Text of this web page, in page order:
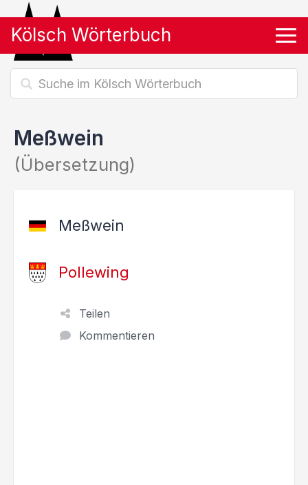
Kölsch Wörterbuch
Meßwein
(Übersetzung)
Meßwein
Pollewing
Teilen
Kommentieren